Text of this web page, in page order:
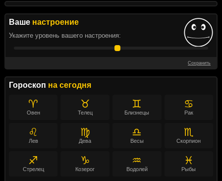
Ваше настроение
Укажите уровень вашего настроения:
Сохранить
Гороскоп на сегодня
♈
Овен
♉
Телец
♊
Близнецы
♋
Рак
♌
Лев
♍
Дева
♎
Весы
♏
Скорпион
♐
Стрелец
♑
Козерог
♒
Водолей
♓
Рыбы